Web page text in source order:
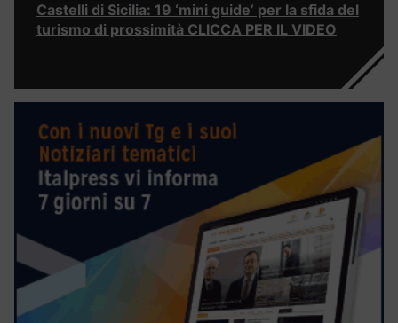
Castelli di Sicilia: 19 ‘mini guide’ per la sfida del
turismo di prossimità CLICCA PER IL VIDEO